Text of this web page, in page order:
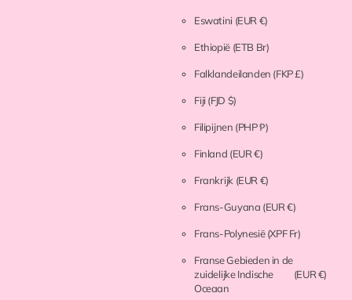
Eswatini (EUR €)
Ethiopië (ETB Br)
Falklandeilanden (FKP £)
Fiji(FJD $)
Filipijnen (PHP ₱)
Finland (EUR €)
Frankrijk (EUR €)
Frans-Guyana (EUR €)
Frans-Polynesië(XPF Fr)
Franse Gebieden in de
zuidelijke Indische
Oceaan
(EUR €)